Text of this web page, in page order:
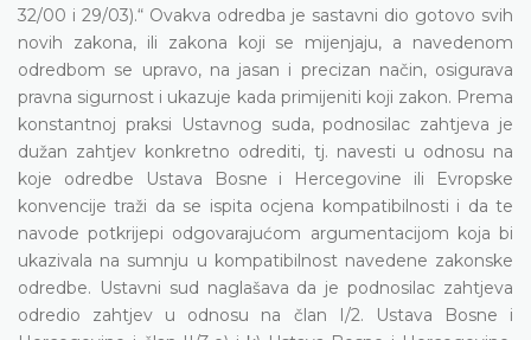
32/00 i 29/03).“ Ovakva odredba je sastavni dio gotovo svih
novih zakona, ili zakona koji se mijenjaju, a navedenom
odredbom se upravo, na jasan i precizan način, osigurava
pravna sigurnost i ukazuje kada primijeniti koji zakon. Prema
konstantnoj praksi Ustavnog suda, podnosilac zahtjeva je
dužan zahtjev konkretno odrediti, tj. navesti u odnosu na
koje odredbe Ustava Bosne i Hercegovine ili Evropske
konvencije traži da se ispita ocjena kompatibilnosti i da te
navode potkrijepi odgovarajućom argumentacijom koja bi
ukazivala na sumnju u kompatibilnost navedene zakonske
odredbe. Ustavni sud naglašava da je podnosilac zahtjeva
odredio zahtjev u odnosu na član I/2. Ustava Bosne i